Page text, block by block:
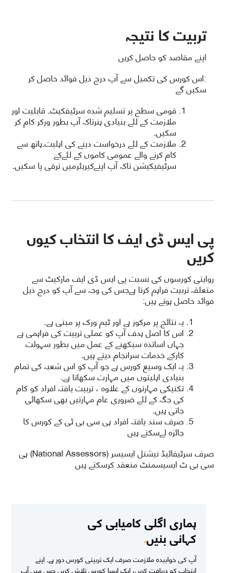
تربیت کا نتیجہ
اپنے مقاصد کو حاصل کریں
:اس کورس کی تکمیل سے آپ درج ذیل فوائد حاصل کر
سکیں گے
قومی سطح پر تسلیم شدہ سرٹیفکیٹ۔ قابلیت اور
ملازمت کے لئے بنیادی ہنرتاکہ آپ بطور ورکر کام کر
سکیں۔
ملازمت کے لئے درخواست دینے کی اہلیت۔ہاتھ سے
کام کرنے والے عمومی کاموں کے لئےکے
سرٹیفیکیشن تاکہ آپ اپنےکیریئرمیں ترقی پا سکیں۔
پی ایس ڈی ایف کا انتخاب کیوں
کریں
روایتی کورسوں کی نسبت پی ایس ڈی ایف مارکیٹ سے
متعلقہ تربیت فراہم کرتا ہےجس کی وجہ سے آپ کو درج ذیل
فوائد حاصل ہوتے ہیں:
یہ نتائج پر مرکوز ہے اور ٹیم ورک پر مبنی ہے۔
اس کا اصل ہدف آپ کو عملی تربیت کی فراہمی ہے
جہاں اساتذہ سیکھنے کے عمل میں بطور سہولت
کارکے خدمات سرانجام دیتے ہیں۔
یہ ایک وسیع کورس ہے جو آپ کو اس شعبہ کی تمام
بنیادی اہلیتوں میں مہارت سکھاتا ہے۔
تکنیکی مہارتوں کے علاوہ ، تربیت یافتہ افراد کو کام
کی جگہ کے لئے ضروری عام مہارتیں بھی سکھائی
جاتی ہیں۔
صرف سند یافتہ افراد ہی سی بی ٹی کے کورس کا
جائزہ لےسکتے ہیں
صرف سرٹیفائیڈ نیشنل ایسیسر (National Assessors) ہی
سی بی ٹ ایسیسمنٹ منعقد کرسکتے ہیں
ہماری اگلی کامیابی کی
کہانی بنیں.
آپ کی خوابیدہ ملازمت صرف ایک تربیتی کورس دور ہے۔ اپنے
انتخاب کو دریافت کریں، ایک ایسا کورس تلاش کریں جس میں آپ